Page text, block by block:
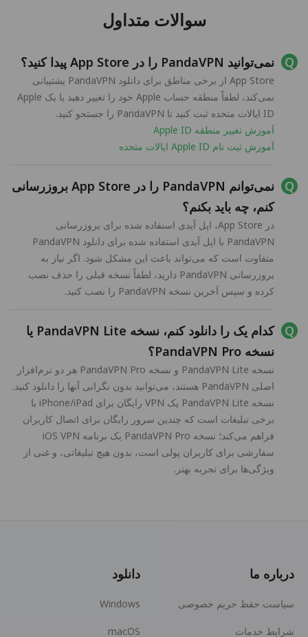
سوالات متداول
نمی‌توانید PandaVPN را در App Store پیدا کنید؟
App Store از برخی مناطق برای دانلود PandaVPN پشتیبانی
نمی‌کند، لطفاً منطقه حساب Apple خود را تغییر دهید یا یک Apple
ID ایالات متحده ثبت کنید تا PandaVPN را جستجو کنید.
آموزش تغییر منطقه Apple ID
آموزش ثبت نام Apple ID ایالات متحده
نمی‌توانم PandaVPN را در App Store بروزرسانی
کنم، چه باید بکنم؟
در App Store، اپل آیدی استفاده شده برای بروزرسانی
PandaVPN با اپل آیدی استفاده شده برای دانلود PandaVPN
متفاوت است که می‌تواند باعث این مشکل شود. اگر نیاز به
بروزرسانی PandaVPN دارید، لطفاً نسخه قبلی را حذف نصب
کرده و سپس آخرین نسخه PandaVPN را نصب کنید.
کدام یک را دانلود کنم، نسخه PandaVPN Lite یا
نسخه PandaVPN Pro؟
نسخه PandaVPN Lite و نسخه PandaVPN Pro هر دو نرم‌افزار
اصلی PandaVPN هستند، می‌توانید بدون نگرانی آنها را دانلود کنید.
نسخه PandaVPN Lite یک VPN رایگان برای iPhone/iPad با
برخی تبلیغات است که چندین سرور رایگان برای اتصال کاربران
فراهم می‌کند؛ نسخه PandaVPN Pro یک برنامه iOS VPN
سفارشی برای کاربران پولی است، بدون هیچ تبلیغاتی، و غنی از
ویژگی‌ها برای تجربه بهتر.
درباره ما
سیاست حفظ حریم خصوصی
شرایط خدمات
دانلود
Windows
macOS